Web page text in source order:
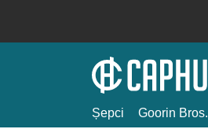
Șepci Goorin Bros.